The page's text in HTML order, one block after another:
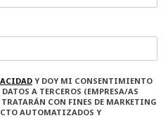
Y DOY MI CONSENTIMIENTO
A TERCEROS (EMPRESA/AS
CON FINES DE MARKETING
AUTOMATIZADOS Y